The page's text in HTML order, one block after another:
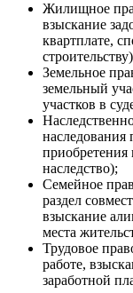
Жилищное
взыскание
квартплате,
Земельное
земельный
участков в
наследования
приобретения
наследство);
Семейное
раздел
взыскание
места
Трудовое
работе,
заработной